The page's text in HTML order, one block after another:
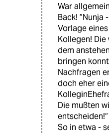
War
Back! ”Nunja
Vorlage
Kollegen!
dem
bringen
Nachfragen
doch eher
Die mußten
So in etwa -